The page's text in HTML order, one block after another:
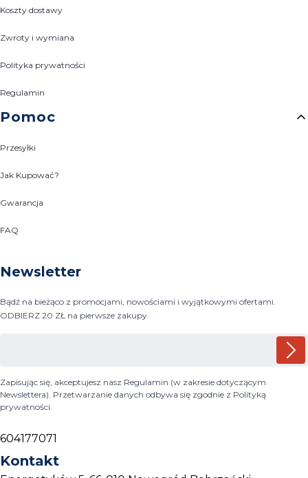
Koszty dostawy
Zwroty i wymiana
Polityka prywatności
Regulamin
Pomoc
Przesyłki
Jak Kupować?
Gwarancja
FAQ
Newsletter
Bądź na bieżąco z promocjami, nowościami i wyjątkowymi ofertami.
ODBIERZ 20 ZŁ na pierwsze zakupy.
Zapisując się, akceptujesz nasz Regulamin (w zakresie dotyczącym
Newslettera). Przetwarzanie danych odbywa się zgodnie z Polityką
prywatności.
604177071
Kontakt